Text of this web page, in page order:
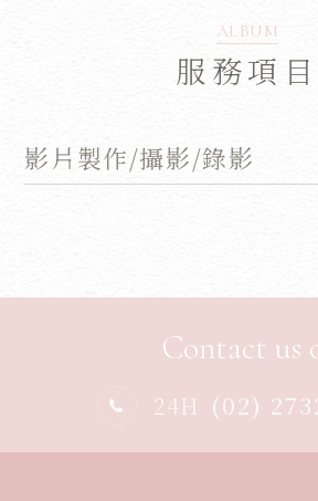
ALBUM
服務項目
影片製作/攝影/錄影
Contact us
24H (02)